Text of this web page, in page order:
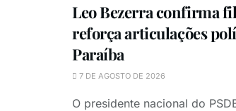
Leo Bezerra confirma
reforça articulações
Paraíba
7 DE AGOSTO DE 2026
O presidente nacional do